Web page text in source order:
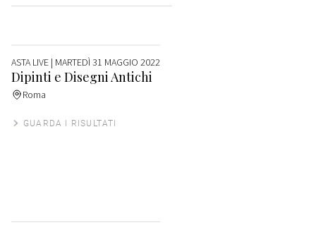
ASTA LIVE | MARTEDÌ 31 MAGGIO 2022
Dipinti e Disegni Antichi
Roma
GUARDA I RISULTATI